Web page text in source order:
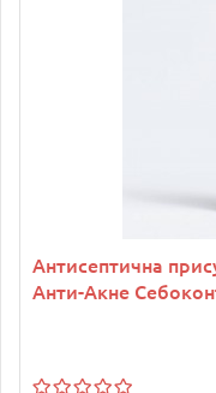
Антисептична
Анти-Акне